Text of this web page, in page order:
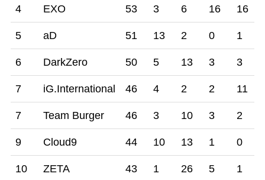
4 EXO 53 3 6 16 16
5 aD 51 13 2 0 1
6 DarkZero 50 5 13 3 3
7 iG.International 46 4 2 2 11
7 Team Burger 46 3 10 3 2
9 Cloud9 44 10 13 1 0
10
ZETA
43 1 26 5 1